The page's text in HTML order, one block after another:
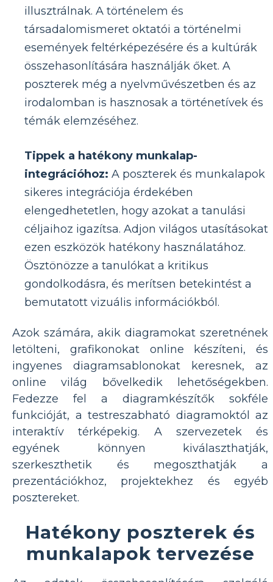
illusztrálnak. A történelem és
társadalomismeret oktatói a történelmi
események feltérképezésére és a kultúrák
összehasonlítására használják őket. A
poszterek még a nyelvművészetben és az
irodalomban is hasznosak a történetívek és
témák elemzéséhez.
Tippek a hatékony munkalap-
integrációhoz: A poszterek és munkalapok
sikeres integrációja érdekében
elengedhetetlen, hogy azokat a tanulási
céljaihoz igazítsa. Adjon világos utasításokat
ezen eszközök hatékony használatához.
Ösztönözze a tanulókat a kritikus
gondolkodásra, és merítsen betekintést a
bemutatott vizuális információkból.
Azok számára, akik diagramokat szeretnének
letölteni, grafikonokat online készíteni, és
ingyenes diagramsablonokat keresnek, az
online világ bővelkedik lehetőségekben.
Fedezze fel a diagramkészítők sokféle
funkcióját, a testreszabható diagramoktól az
interaktív térképekig. A szervezetek és
egyének könnyen kiválaszthatják,
szerkeszthetik és megoszthatják a
prezentációkhoz, projektekhez és egyéb
posztereket.
Hatékony poszterek és
munkalapok tervezése